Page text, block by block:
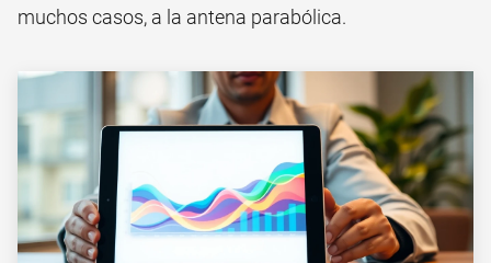
muchos casos, a la antena parabólica.